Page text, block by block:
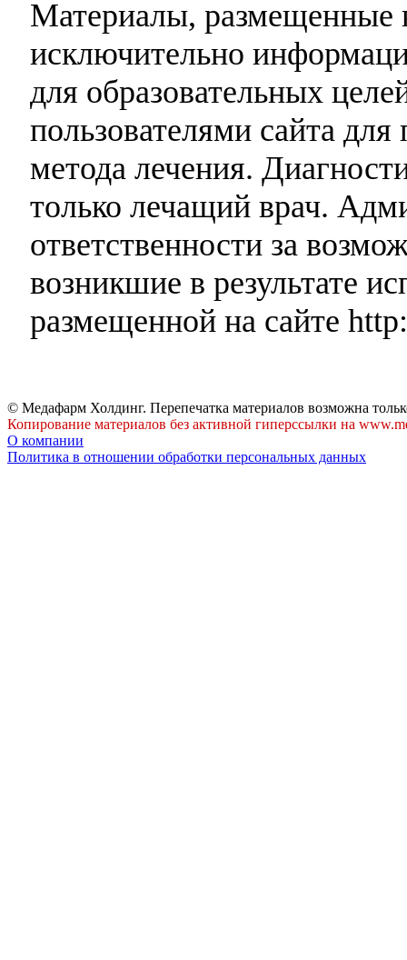
Материалы, размещенные
исключительно
для образовательных
пользователями сайта
метода лечения.
только лечащий врач.
ответственности за
возникшие в результате
размещенной на сайте
© Медафарм Холдинг. Перепечатка материалов возможна
Копирование материалов без активной гиперссылки на
О компании
Политика в отношении обработки персональных данных